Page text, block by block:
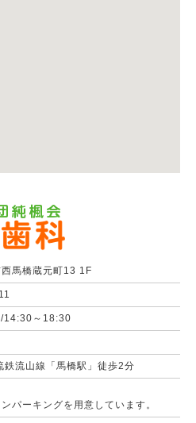
馬橋蔵元町13 1F
14:30～18:30
鉄流山線「馬橋駅」徒歩2分
パーキングを用意しています。